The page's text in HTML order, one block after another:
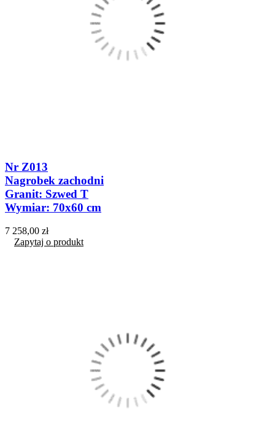
Nr Z013
Nagrobek zachodni
Granit: Szwed T
Wymiar: 70x60 cm
7 258,00 zł
Zapytaj o produkt